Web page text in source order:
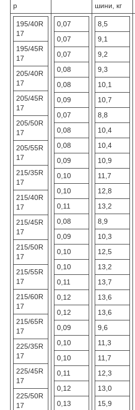
р шини, кг
195/40R
17
195/45R
17
205/40R
17
205/45R
17
205/50R
17
205/55R
17
215/35R
17
215/40R
17
215/45R
17
215/50R
17
215/55R
17
215/60R
17
215/65R
17
225/35R
17
225/45R
17
225/50R
17
0,07
0,07
0,07
0,08
0,08
0,09
0,07
0,08
0,08
0,09
0,10
0,10
0,11
0,08
0,09
0,10
0,10
0,11
0,12
0,12
0,09
0,10
0,10
0,11
0,12
0,13
8,5
9,1
9,2
9,3
10,1
10,7
8,8
10,4
10,4
10,9
11,7
12,8
13,2
8,9
10,3
12,5
13,2
13,7
13,6
13,6
9,6
11,3
11,7
12,3
13,0
15,9